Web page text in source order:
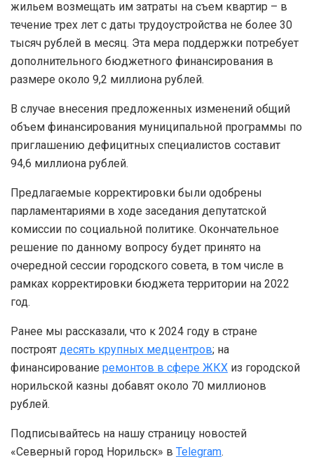
жильем возмещать им затраты на съем квартир – в
течение трех лет с даты трудоустройства не более 30
тысяч рублей в месяц. Эта мера поддержки потребует
дополнительного бюджетного финансирования в
размере около 9,2 миллиона рублей.
В случае внесения предложенных изменений общий
объем финансирования муниципальной программы по
приглашению дефицитных специалистов составит
94,6 миллиона рублей.
Предлагаемые корректировки были одобрены
парламентариями в ходе заседания депутатской
комиссии по социальной политике. Окончательное
решение по данному вопросу будет принято на
очередной сессии городского совета, в том числе в
рамках корректировки бюджета территории на 2022
год.
Ранее мы рассказали, что к 2024 году в стране
построят десять крупных медцентров; на
финансирование ремонтов в сфере ЖКХ из городской
норильской казны добавят около 70 миллионов
рублей.
Подписывайтесь на нашу страницу новостей
«Северный город Норильск» в Telegram.